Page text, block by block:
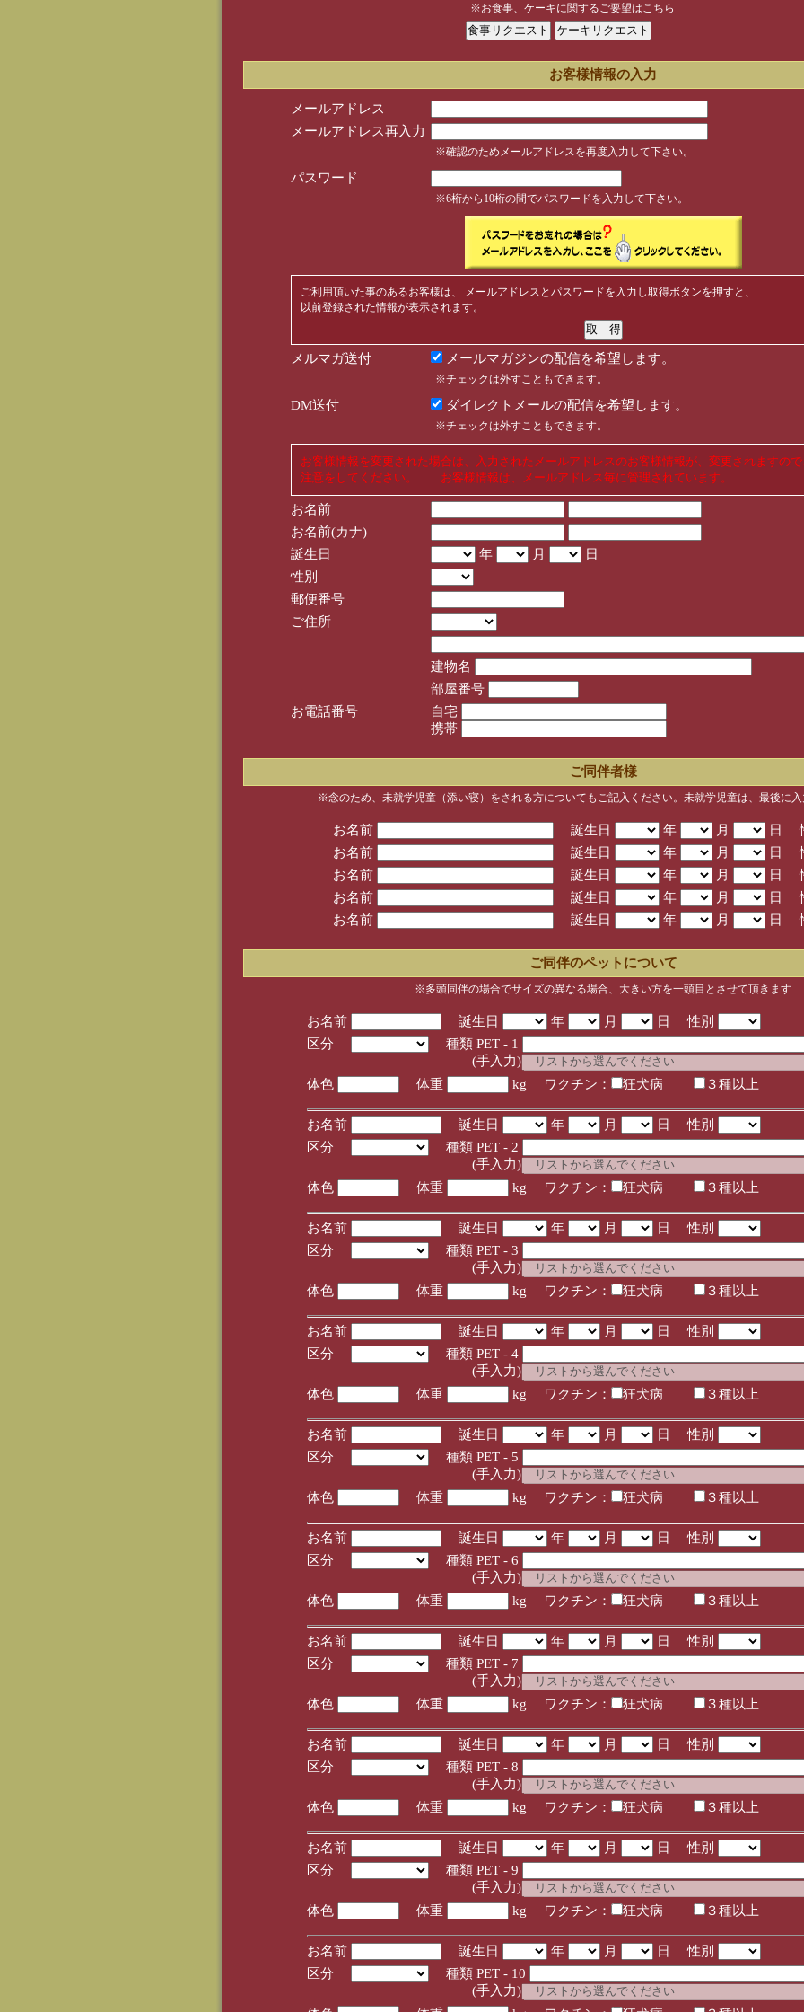
※お食事、ケーキに関するご要望はこちら
お客様情報の入力
メールアドレス
メールアドレス再入力
※確認のためメールアドレスを再度入力して下さい。
パスワード
※6桁から10桁の間でパスワードを入力して下さい。
ご利用頂いた事のあるお客様は、 メールアドレスとパスワードを入力し取得ボタンを押すと、
以前登録された情報が表示されます。
メルマガ送付 メールマガジンの配信を希望します。
※チェックは外すこともできます。
DM送付 ダイレクトメールの配信を希望します。
※チェックは外すこともできます。
お客様情報を変更された場合は、入力されたメールアドレスのお客様情報が、変更されますので
注意をしてください。 お客様情報は、メールアドレス毎に管理されています。
お名前
お名前(カナ)
誕生日
年 月
日
性別
郵便番号
ご住所
建物名
部屋番号
お電話番号
自宅
携帯
ご同伴者様
※念のため、未就学児童（添い寝）をされる方についてもご記入ください。未就学児童は、最後に入
お名前 誕生日 年 月
日
お名前
誕生日 年 月
日
お名前
誕生日 年 月
日
お名前
誕生日 年 月
日
お名前
誕生日 年 月 日
ご同伴のペットについて
※多頭同伴の場合でサイズの異なる場合、大きい方を一頭目とさせて頂きます
お名前 誕生日 年 月
日 性別
区分
種類 PET - 1
(手入力)
体色
体重 kg ワクチン： 狂犬病 ３種以上
お名前 誕生日 年 月
日 性別
区分
種類 PET - 2
(手入力)
体色
体重 kg ワクチン： 狂犬病 ３種以上
お名前 誕生日 年 月
日 性別
区分
種類 PET - 3
(手入力)
体色
体重 kg ワクチン： 狂犬病 ３種以上
お名前 誕生日 年 月
日 性別
区分
種類 PET - 4
(手入力)
体色
体重 kg ワクチン： 狂犬病 ３種以上
お名前 誕生日 年 月
日 性別
区分
種類 PET - 5
(手入力)
体色
体重 kg ワクチン： 狂犬病 ３種以上
お名前 誕生日 年 月
日 性別
区分
種類 PET - 6
(手入力)
体色
体重 kg ワクチン： 狂犬病 ３種以上
お名前 誕生日 年 月
日 性別
区分
種類 PET - 7
(手入力)
体色
体重 kg ワクチン： 狂犬病 ３種以上
お名前 誕生日 年 月
日 性別
区分
種類 PET - 8
(手入力)
体色
体重 kg ワクチン： 狂犬病 ３種以上
お名前 誕生日 年 月
日 性別
区分
種類 PET - 9
(手入力)
体色
体重 kg ワクチン： 狂犬病 ３種以上
お名前 誕生日 年 月
日 性別
区分
種類 PET - 10
(手入力)